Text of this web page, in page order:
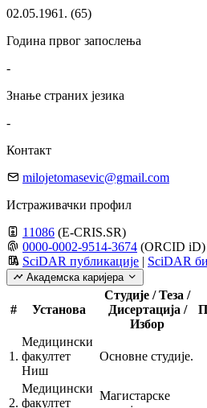
02.05.1961. (65)
Година првог запослења
-
Знање страних језика
-
Контакт
milojetomasevic@gmail.com
Истраживачки профил
11086 (E-CRIS.SR)
0000-0002-9514-3674 (ORCID iD)
SciDAR публикације | SciDAR
Академска каријера
# Установа
Студије / Теза /
Дисертација /
Избор
1.
Медицински
факултет
Ниш
Основне студије.
2.
Медицински
факултет
Магистарске